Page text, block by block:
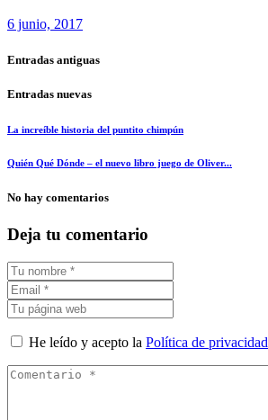
6 junio, 2017
Entradas antiguas
Entradas nuevas
La increíble historia del puntito chimpún
Quién Qué Dónde – el nuevo libro juego de Oliver...
No hay comentarios
Deja tu comentario
He leído y acepto la Política de privacidad